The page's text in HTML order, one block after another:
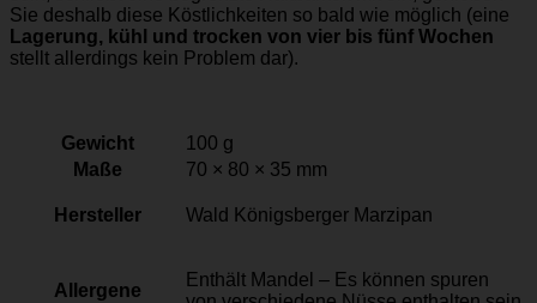
Sie deshalb diese Köstlichkeiten so bald wie möglich (eine
Lagerung, kühl und trocken von vier bis fünf Wochen
stellt allerdings kein Problem dar).
Gewicht
100 g
Maße
70 × 80 × 35 mm
Hersteller Wald Königsberger Marzipan
Allergene
Enthält Mandel – Es können spuren